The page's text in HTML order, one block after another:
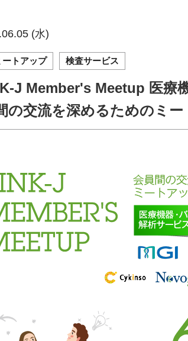
(水)
ートアップ 検査サービス
J Member's Meetup 医療
の交流を深めるためのミ